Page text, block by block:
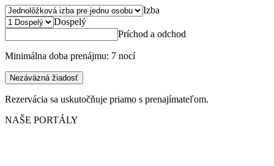
Izba
Dospelý
Príchod a odchod
Minimálna doba prenájmu: 7 nocí
Nezáväzná žiadosť
Rezervácia sa uskutočňuje priamo s prenajímateľom.
NAŠE PORTÁLY